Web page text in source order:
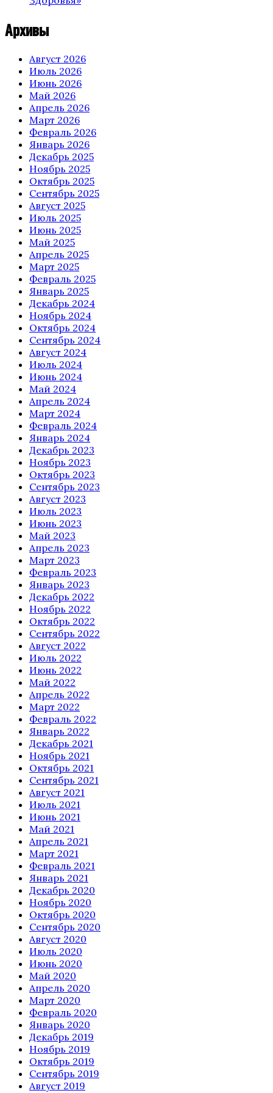
Архивы
Август 2026
Июль 2026
Июнь 2026
Май 2026
Апрель 2026
Март 2026
Февраль 2026
Январь 2026
Декабрь 2025
Ноябрь 2025
Октябрь 2025
Сентябрь 2025
Август 2025
Июль 2025
Июнь 2025
Май 2025
Апрель 2025
Март 2025
Февраль 2025
Январь 2025
Декабрь 2024
Ноябрь 2024
Октябрь 2024
Сентябрь 2024
Август 2024
Июль 2024
Июнь 2024
Май 2024
Апрель 2024
Март 2024
Февраль 2024
Январь 2024
Декабрь 2023
Ноябрь 2023
Октябрь 2023
Сентябрь 2023
Август 2023
Июль 2023
Июнь 2023
Май 2023
Апрель 2023
Март 2023
Февраль 2023
Январь 2023
Декабрь 2022
Ноябрь 2022
Октябрь 2022
Сентябрь 2022
Август 2022
Июль 2022
Июнь 2022
Май 2022
Апрель 2022
Март 2022
Февраль 2022
Январь 2022
Декабрь 2021
Ноябрь 2021
Октябрь 2021
Сентябрь 2021
Август 2021
Июль 2021
Июнь 2021
Май 2021
Апрель 2021
Март 2021
Февраль 2021
Январь 2021
Декабрь 2020
Ноябрь 2020
Октябрь 2020
Сентябрь 2020
Август 2020
Июль 2020
Июнь 2020
Май 2020
Апрель 2020
Март 2020
Февраль 2020
Январь 2020
Декабрь 2019
Ноябрь 2019
Октябрь 2019
Сентябрь 2019
Август 2019